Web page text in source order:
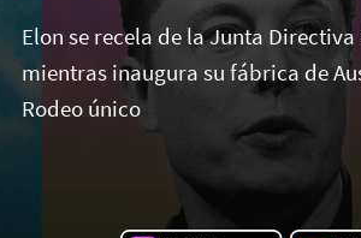
Elon se recela de la Junta
mientras inaugura su fábrica de
Rodeo único